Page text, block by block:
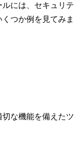
には、セキュリテ
つか例を見てみま
な機能を備えたツ